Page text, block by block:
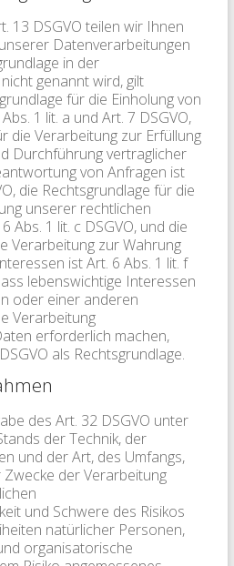
13 DSGVO teilen wir Ihnen
Datenverarbeitungen
in der
genannt wird, gilt
für die Einholung von
1 lit. a und Art. 7 DSGVO,
die Verarbeitung zur Erfüllung
Durchführung vertraglicher
von Anfragen ist
die Rechtsgrundlage für die
unserer rechtlichen
Abs. 1 lit. c DSGVO, und die
Verarbeitung zur Wahrung
ist Art. 6 Abs. 1 lit. f
lebenswichtige Interessen
oder einer anderen
Verarbeitung
erforderlich machen,
als Rechtsgrundlage.
des Art. 32 DSGVO unter
der Technik, der
und der Art, des Umfangs,
der Verarbeitung
und Schwere des Risikos
natürlicher Personen,
organisatorische